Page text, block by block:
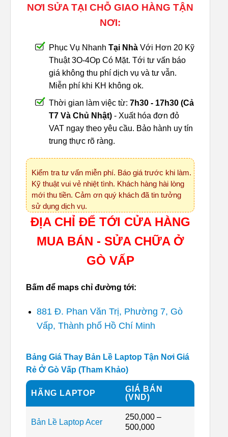
NƠI SỬA TẠI CHỖ GIAO HÀNG TẬN
NƠI:
Phục Vụ Nhanh Tại Nhà Với Hơn 20 Kỹ
Thuật 3O-4Op Có Mặt. Tới tư vấn báo
giá không thu phí dịch vụ và tư vẫn.
Miễn phí khi KH không ok.
Thời gian làm việc từ: 7h30 - 17h30 (Cả
T7 Và Chủ Nhật) - Xuất hóa đơn đỏ
VAT ngay theo yêu cầu. Bảo hành uy tín
trung thực rõ ràng.
Kiểm tra tư vấn miễn phí. Báo giá trước khi làm.
Kỹ thuật vui vẻ nhiệt tình. Khách hàng hài lòng
mới thu tiền. Cảm ơn quý khách đã tin tưởng
sử dụng dịch vụ.
ĐỊA CHỈ ĐỂ TỚI CỬA HÀNG
MUA BÁN - SỬA CHỮA Ở
GÒ VẤP
Bấm để maps chỉ đường tới:
881 Đ. Phan Văn Trị, Phường 7, Gò
Vấp, Thành phố Hồ Chí Minh
Bảng Giá Thay Bản Lề Laptop Tận Nơi Giá
Rẻ Ở Gò Vấp (Tham Khảo)
HÃNG LAPTOP
GIÁ BÁN
(VND)
Bản Lề Laptop Acer
250,000 –
500,000